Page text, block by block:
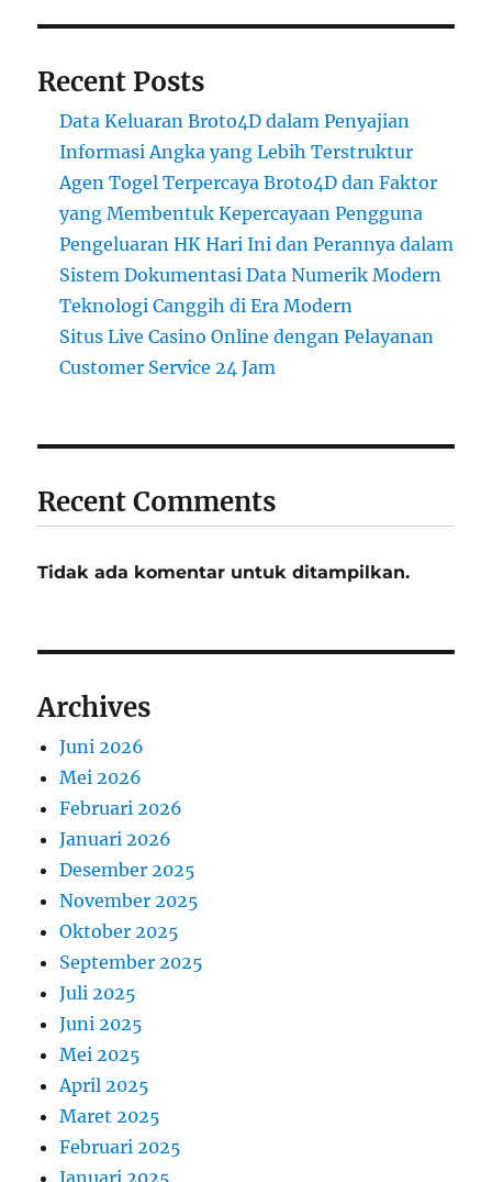
Recent Posts
Data Keluaran Broto4D dalam Penyajian
Informasi Angka yang Lebih Terstruktur
Agen Togel Terpercaya Broto4D dan Faktor
yang Membentuk Kepercayaan Pengguna
Pengeluaran HK Hari Ini dan Perannya dalam
Sistem Dokumentasi Data Numerik Modern
Teknologi Canggih di Era Modern
Situs Live Casino Online dengan Pelayanan
Customer Service 24 Jam
Recent Comments
Tidak ada komentar untuk ditampilkan.
Archives
Juni 2026
Mei 2026
Februari 2026
Januari 2026
Desember 2025
November 2025
Oktober 2025
September 2025
Juli 2025
Juni 2025
Mei 2025
April 2025
Maret 2025
Februari 2025